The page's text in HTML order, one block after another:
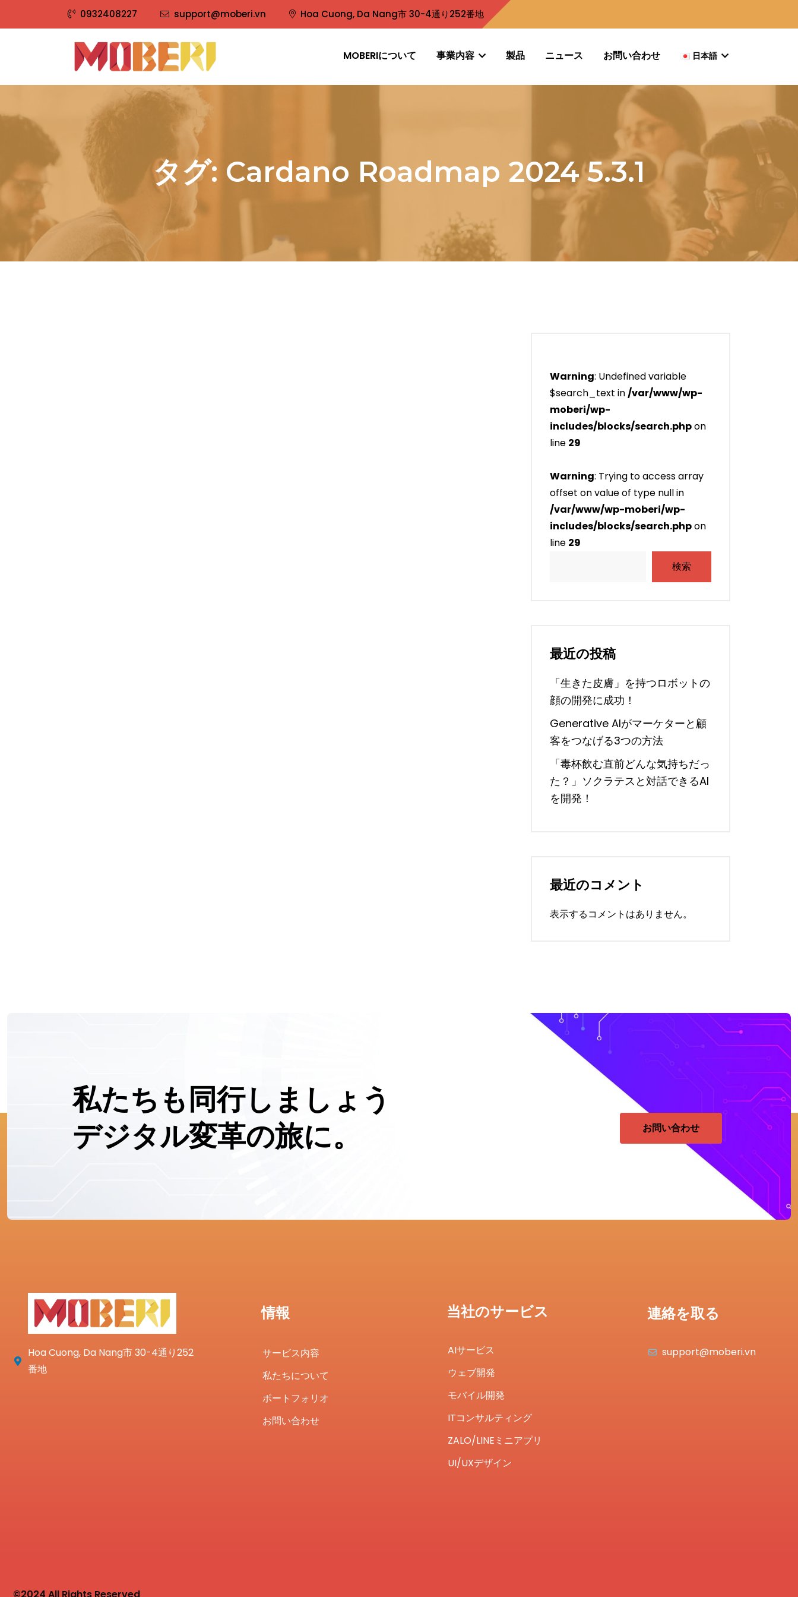
0932408227 support@moberi.vn Hoa Cuong, Da Nang市 30-4通り252番地
MOBERIについて 事業内容 製品 ニュース お問い合わせ 日本語
タグ: Cardano Roadmap 2024 5.3.1
Warning: Undefined variable
$search_text in/var/www/wp-
moberi/wp-
includes/blocks/search.phpon
line 29
Warning: Trying to access array
offset on value of type null in
/var/www/wp-moberi/wp-
includes/blocks/search.phpon
line 29
検索
最近の投稿
「生きた皮膚」を持つロボットの
顔の開発に成功！
Generative AIがマーケターと顧
客をつなげる3つの方法
「毒杯飲む直前どんな気持ちだっ
た？」ソクラテスと対話できるAI
を開発！
最近のコメント
表示するコメントはありません。
私たちも同行しましょう
デジタル変革の旅に。
お問い合わせ
Hoa Cuong, Da Nang市 30-4通り252
番地
情報
サービス内容
私たちについて
ポートフォリオ
お問い合わせ
当社のサービス
AIサービス
ウェブ開発
モバイル開発
ITコンサルティング
ZALO/LINEミニアプリ
UI/UXデザイン
連絡を取る
support@moberi.vn